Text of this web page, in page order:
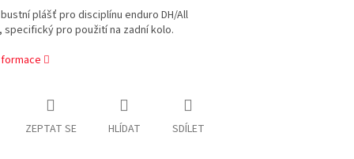
plášť pro disciplínu enduro DH/All
specifický pro použití na zadní kolo.
ZEPTAT SE HLÍDAT SDÍLET